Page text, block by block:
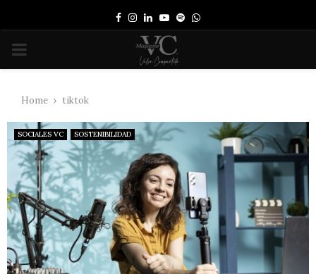
Facebook
Instagram
LinkedinYoutube
SpotifyWhatsapp
PRIMARY
Home tiktok
SOCIALES VC SOSTENIBILIDAD